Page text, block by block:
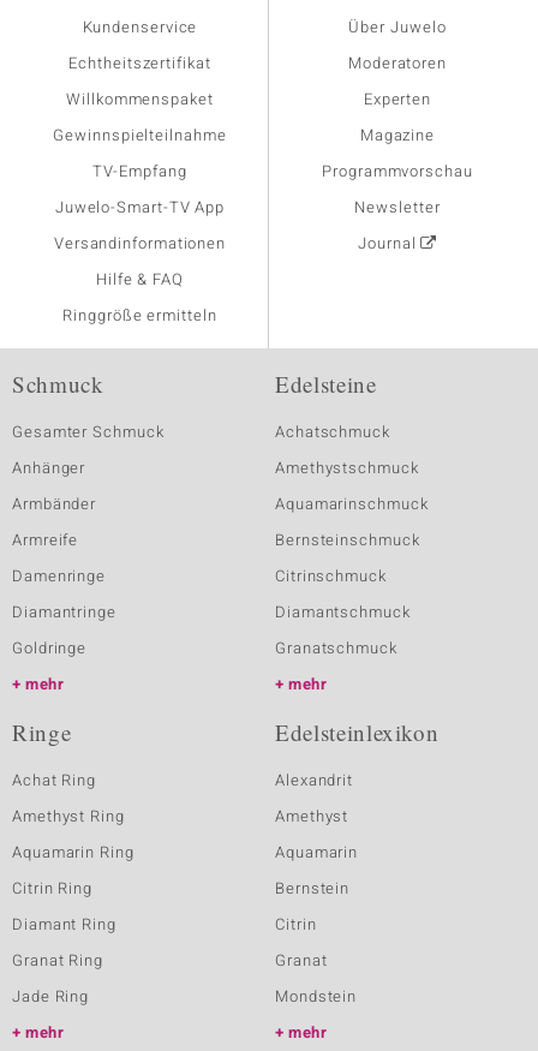
Kundenservice
Echtheitszertifikat
Willkommenspaket
Gewinnspielteilnahme
TV-Empfang
Juwelo-Smart-TV App
Versandinformationen
Hilfe & FAQ
Ringgröße ermitteln
Über Juwelo
Moderatoren
Experten
Magazine
Programmvorschau
Newsletter
Journal
Schmuck
Gesamter Schmuck
Anhänger
Armbänder
Armreife
Damenringe
Diamantringe
Goldringe
mehr
Edelsteine
Achatschmuck
Amethystschmuck
Aquamarinschmuck
Bernsteinschmuck
Citrinschmuck
Diamantschmuck
Granatschmuck
mehr
Ringe
Achat Ring
Amethyst Ring
Aquamarin Ring
Citrin Ring
Diamant Ring
Granat Ring
Jade Ring
mehr
Edelsteinlexikon
Alexandrit
Amethyst
Aquamarin
Bernstein
Citrin
Granat
Mondstein
mehr